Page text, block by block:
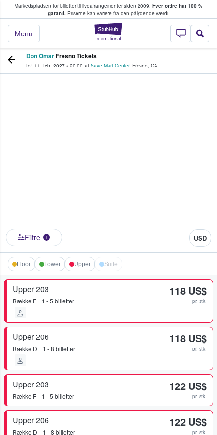
Markedspladsen for billetter til livearrangementer siden 2009. Hver ordre har 100 %
garanti.Priserne kan variere fra den pålydende værdi.
StubHub - Hvor
Menu
køber og sælger billetter
Don OmarFresno Tickets
tor. 11. feb. 2027 • 20.00 at Save Mart Center, Fresno, CA
Filtre 1 USD
Floor Lower Upper Suite
Upper 203
Række F 1 - 5 billetter
118 US$
pr. stk.
Upper 206
Række D 1 - 8 billetter
118 US$
pr. stk.
Upper 203
Række F 1 - 5 billetter
122 US$
pr. stk.
Upper 206
Række D 1 - 8 billetter
122 US$
pr. stk.